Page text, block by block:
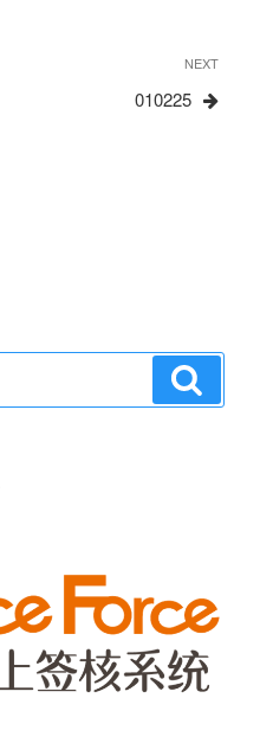
Next
Post
NEXT
010225